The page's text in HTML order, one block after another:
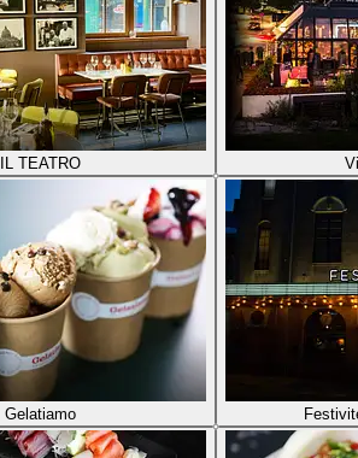
IL TEATRO
Gelatiamo